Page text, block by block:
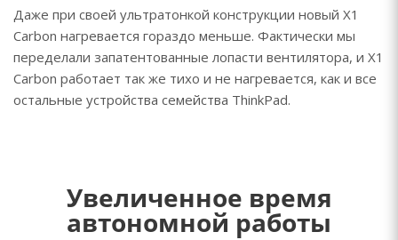
Даже при своей ультратонкой конструкции новый X1
Carbon нагревается гораздо меньше. Фактически мы
переделали запатентованные лопасти вентилятора, и X1
Carbon работает так же тихо и не нагревается, как и все
остальные устройства семейства ThinkPad.
Увеличенное время
автономной работы